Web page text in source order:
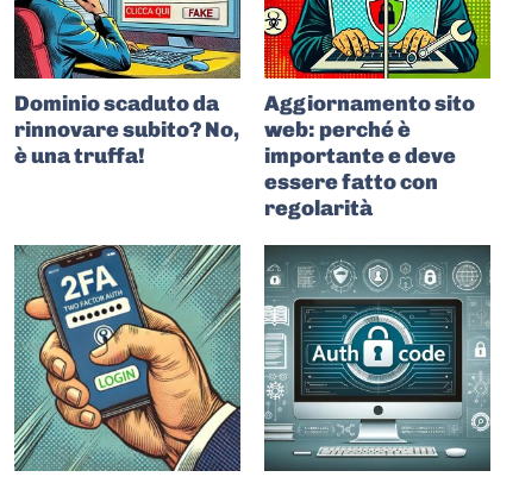
Dominio scaduto da
rinnovare subito? No,
è una truffa!
Aggiornamento sito
web: perché è
importante e deve
essere fatto con
regolarità